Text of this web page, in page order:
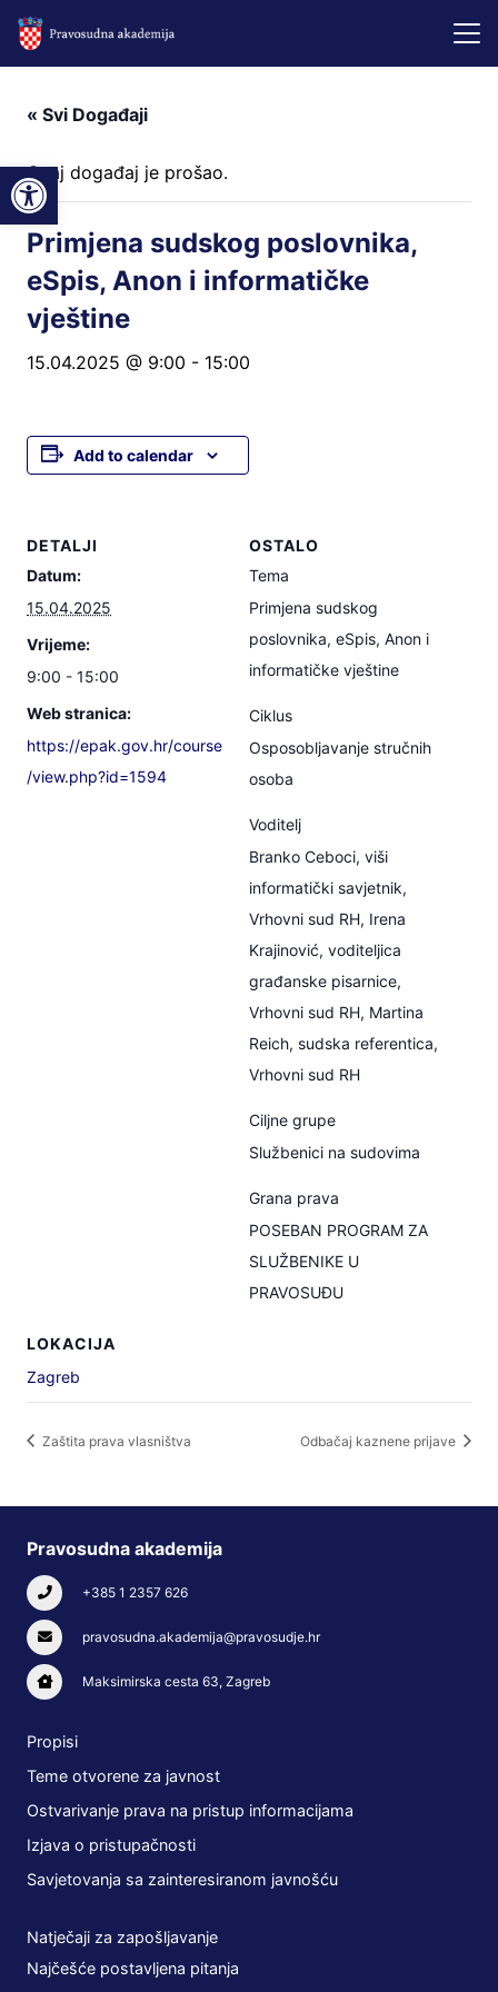
« Svi Događaji
Ovaj događaj je prošao.
Primjena sudskog poslovnika,
eSpis, Anon i informatičke
vještine
15.04.2025 @ 9:00 - 15:00
Add to calendar
DETALJI
Datum:
15.04.2025
Vrijeme:
9:00 - 15:00
Web stranica:
https://epak.gov.hr/course
/view.php?id=1594
LOKACIJA
Zagreb
OSTALO
Tema
Primjena sudskog
poslovnika, eSpis, Anon i
informatičke vještine
Ciklus
Osposobljavanje stručnih
osoba
Voditelj
Branko Ceboci, viši
informatički savjetnik,
Vrhovni sud RH, Irena
Krajinović, voditeljica
građanske pisarnice,
Vrhovni sud RH, Martina
Reich, sudska referentica,
Vrhovni sud RH
Ciljne grupe
Službenici na sudovima
Grana prava
POSEBAN PROGRAM ZA
SLUŽBENIKE U
PRAVOSUĐU
Zaštita prava vlasništva Odbačaj kaznene prijave
Pravosudna akademija
+385 1 2357 626
pravosudna.akademija@pravosudje.hr
Maksimirska cesta 63, Zagreb
Propisi
Teme otvorene za javnost
Ostvarivanje prava na pristup informacijama
Izjava o pristupačnosti
Savjetovanja sa zainteresiranom javnošću
Natječaji za zapošljavanje
Najčešće postavljena pitanja
Open toolbar